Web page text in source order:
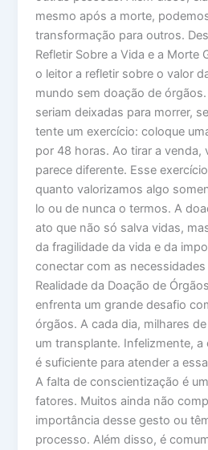
mesmo após a morte,
transformação para outros.
Refletir Sobre a Vida e a Morte
o leitor a refletir sobre o valor
mundo sem doação de
seriam deixadas para morrer,
tente um exercício: coloque
por 48 horas. Ao tirar a venda,
parece diferente. Esse
quanto valorizamos algo
lo ou de nunca o termos. A
ato que não só salva vidas,
da fragilidade da vida e da
conectar com as
Realidade da Doação de
enfrenta um grande desafio
órgãos. A cada dia, milhares
um transplante. Infelizmente,
é suficiente para atender a
A falta de conscientização é
fatores. Muitos ainda não
importância desse gesto ou
processo. Além disso, é